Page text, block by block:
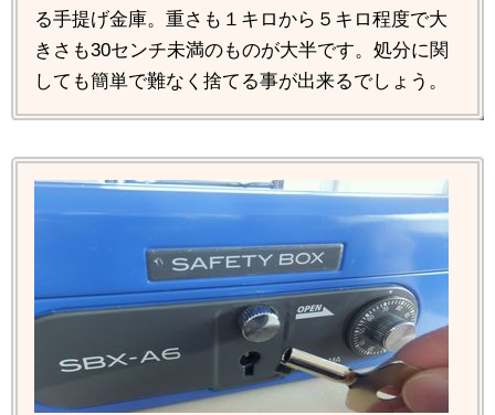
る手提げ金庫。重さも１キロから５キロ程度で大
きさも30センチ未満のものが大半です。処分に関
しても簡単で難なく捨てる事が出来るでしょう。